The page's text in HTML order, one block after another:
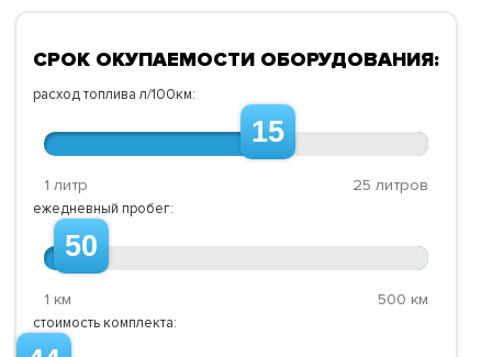
СРОК ОКУПАЕМОСТИ ОБОРУДОВАНИЯ:
расход топлива л/100км:
15
1 литр 25 литров
ежедневный пробег:
50
1 км 500 км
стоимость комплекта: